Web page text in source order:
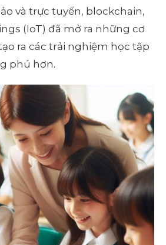
và trực tuyến, blockchain,
(IoT) đã mở ra những cơ
ra các trải nghiệm học tập
phú hơn.